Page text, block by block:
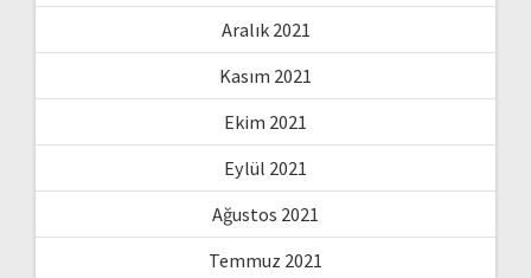
Aralık 2021
Kasım 2021
Ekim 2021
Eylül 2021
Ağustos 2021
Temmuz 2021